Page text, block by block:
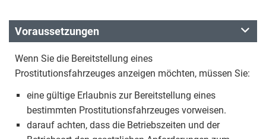
Voraussetzungen
Wenn Sie die Bereitstellung eines
Prostitutionsfahrzeuges anzeigen möchten, müssen Sie:
eine gültige Erlaubnis zur Bereitstellung eines
bestimmten Prostitutionsfahrzeuges vorweisen.
darauf achten, dass die Betriebszeiten und der